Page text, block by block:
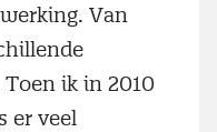
Van
ik in 2010
er veel